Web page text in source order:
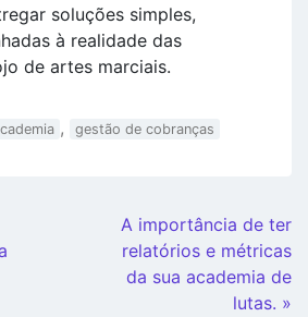
soluções simples,
à realidade das
de artes marciais.
, gestão de cobranças
A importância de ter
relatórios e métricas
da sua academia de
lutas. »